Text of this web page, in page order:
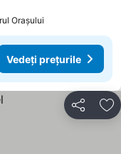
Oraşului
Vedeți prețurile
Distribuiți